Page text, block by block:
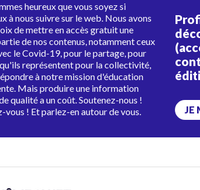
heureux que vous soyez si
à nous suivre sur le web. Nous avons
de mettre en accès gratuit une
de nos contenus, notamment ceux
le Covid-19, pour le partage, pour
représentent pour la collectivité,
à notre mission d'éducation
Mais produire une information
qualité a un coût. Soutenez-nous !
vous ! Et parlez-en autour de vous.
JE